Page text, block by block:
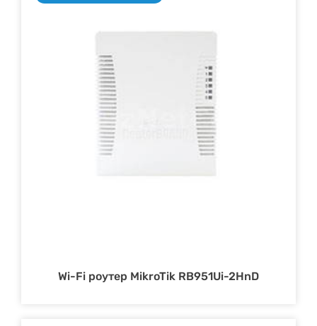
Wi-Fi роутер MikroTik RB951Ui-2HnD